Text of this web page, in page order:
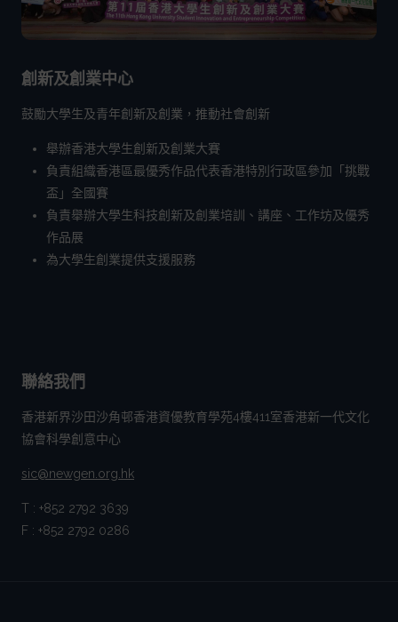
創新及創業中心
鼓勵大學生及青年創新及創業，推動社會創新
舉辦香港大學生創新及創業大賽
負責組織香港區最優秀作品代表香港特別行政區參加「挑戰
盃」全國賽
負責舉辦大學生科技創新及創業培訓、講座、工作坊及優秀
作品展
為大學生創業提供支援服務
聯絡我們
香港新界沙田沙角邨香港資優教育學苑4樓411室香港新一代文化
協會科學創意中心
sic@newgen.org.hk
T : +852 2792 3639
F : +852 2792 0286